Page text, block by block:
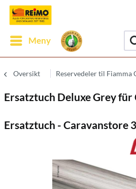
Meny
Oversikt Reservedeler til Fiamma
Ersatztuch Deluxe Grey
Ersatztuch - Caravanstore